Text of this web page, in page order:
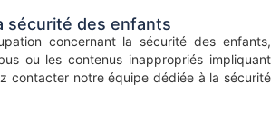
sécurité des enfants
concernant la sécurité des enfants,
ou les contenus inappropriés impliquant
contacter notre équipe dédiée à la sécurité